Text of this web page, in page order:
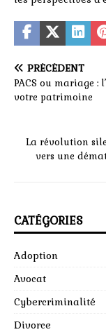
PRÉCÉDENT
PACS ou mariage
votre patrimoine
La révolution
vers une
CATÉGORIES
Adoption
Avocat
Cybercriminalité
Divorce